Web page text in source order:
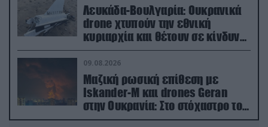
Λευκάδα-Βουλγαρία: Ουκρανικά
drone χτυπούν την εθνική
κυριαρχία και θέτουν σε κίνδυνο
οικονομίες χωρών του ΝΑΤΟ
09.08.2026
Μαζική ρωσική επίθεση με
Iskander-M και drones Geran
στην Ουκρανία: Στο στόχαστρο το
εργοστάσιο των Flamingo